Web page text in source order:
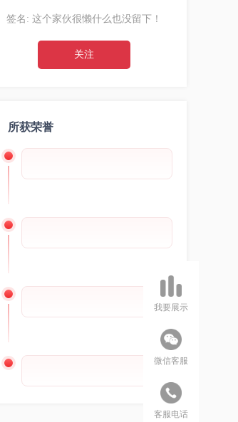
签名: 这个家伙很懒什么也没留下！
关注
所获荣誉
我要展示
微信客服
客服电话